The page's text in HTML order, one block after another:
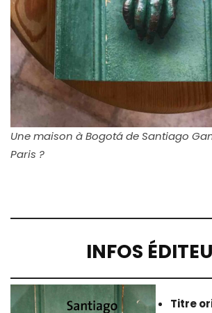
Une maison à Bogotá de Santiago
Paris ?
INFOS
Titre